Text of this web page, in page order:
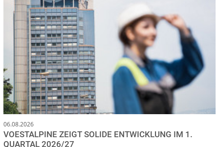
06.08.2026
VOESTALPINE ZEIGT SOLIDE ENTWICKLUNG IM 1.
QUARTAL 2026/27